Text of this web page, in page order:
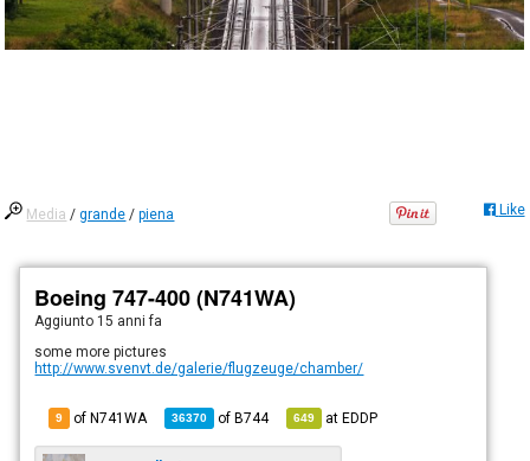
Media /grande /piena Like
Boeing 747-400 (N741WA)
Aggiunto 15 anni fa
some more pictures
http://www.svenvt.de/galerie/flugzeuge/chamber/
9 of N741WA 36370 ofB744 649 atEDDP